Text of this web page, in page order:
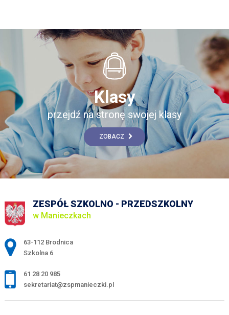
Klasy
przejdź na stronę swojej klasy
ZOBACZ
ZESPÓŁ SZKOLNO - PRZEDSZKOLNY
w Manieczkach
Adres pocztowy:
63-112 Brodnica
Szkolna 6
61 28 20 985
sekretariat@zspmanieczki.pl